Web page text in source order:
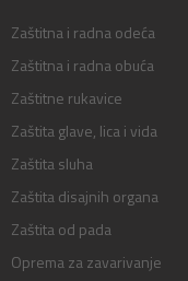
Zaštitna i radna odeća
Zaštitna i radna obuća
Zaštitne rukavice
Zaštita glave, lica i vida
Zaštita sluha
Zaštita disajnih organa
Zaštita od pada
Oprema za zavarivanje